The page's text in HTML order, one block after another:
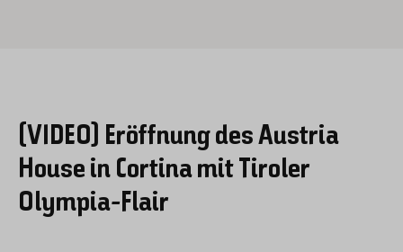
(VIDEO) Eröffnung des Austria
House in Cortina mit Tiroler
Olympia-Flair